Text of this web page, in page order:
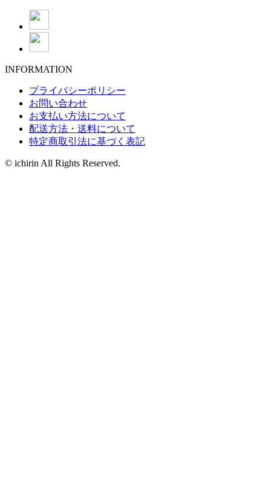
INFORMATION
プライバシーポリシー
お問い合わせ
お支払い方法について
配送方法・送料について
特定商取引法に基づく表記
© ichirin All Rights Reserved.